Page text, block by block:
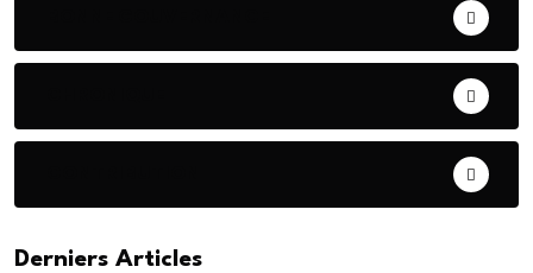
Derniers Articles